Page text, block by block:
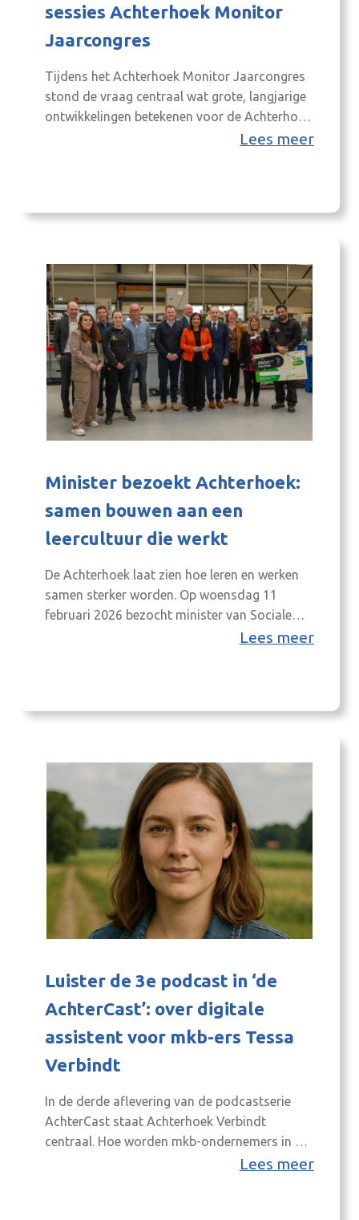
sessies Achterhoek Monitor
Jaarcongres
Tijdens het Achterhoek Monitor Jaarcongres
stond de vraag centraal wat grote, langjarige
ontwikkelingen betekenen voor de Achterhoek
en voor de visie richting 2050. Drie artikelen
artikelen laten zien hoe sterk de opgaven met
Lees meer
Minister bezoekt Achterhoek:
samen bouwen aan een
leercultuur die werkt
De Achterhoek laat zien hoe leren en werken
samen sterker worden. Op woensdag 11
februari 2026 bezocht minister van Sociale
Zaken en Werkgelegenheid, Mariëlle Paul de
viert. Projectmanager Henk Korten: ‘We
Lees meer
Luister de 3e podcast in ‘de
AchterCast’: over digitale
assistent voor mkb-ers Tessa
Verbindt
In de derde aflevering van de podcastserie
AchterCast staat Achterhoek Verbindt
centraal. Hoe worden mkb-ondernemers in de
regio sneller en gerichter verbonden met de
Lees meer